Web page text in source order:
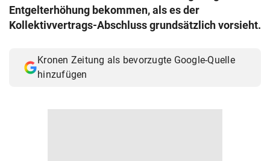
Entgelterhöhung bekommen, als es der
Kollektivvertrags-Abschluss grundsätzlich vorsieht.
Kronen Zeitung als bevorzugte Google-Quelle
hinzufügen